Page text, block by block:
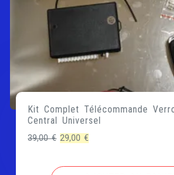
Kit Complet Télécommande
Central Universel
39,00€ Le
initial
29,00€
actuel